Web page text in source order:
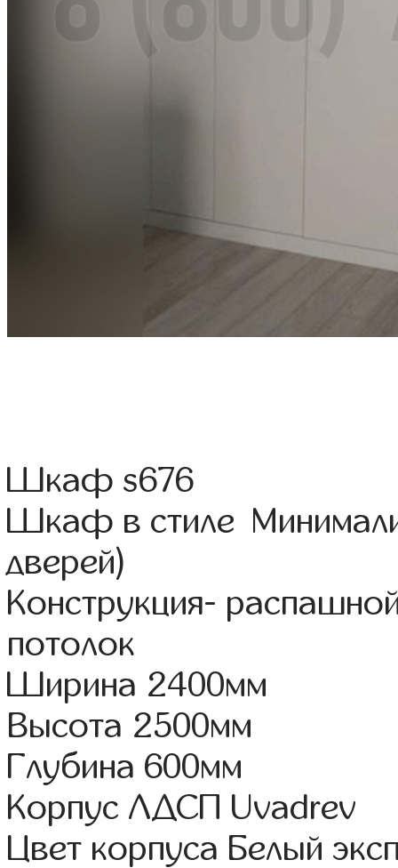
Шкаф s676
Шкаф в стиле
дверей)
Конструкция-
потолок
Ширина 2400мм
Высота 2500мм
Глубина 600мм
Корпус ЛДСП Uvadrev
Цвет корпуса Белый